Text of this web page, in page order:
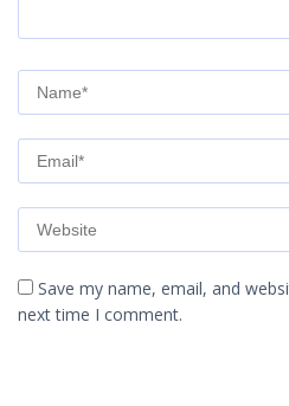
Save my name, email, and
next time I comment.